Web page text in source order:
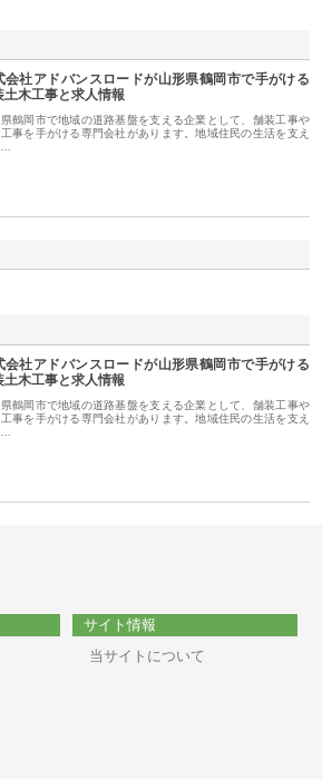
会社アドバンスロードが山形県鶴岡市で手がける
土木工事と求人情報
鶴岡市で地域の道路基盤を支える企業として、舗装工事や
事を手がける専門会社があります。地域住民の生活を支え
会社アドバンスロードが山形県鶴岡市で手がける
土木工事と求人情報
鶴岡市で地域の道路基盤を支える企業として、舗装工事や
事を手がける専門会社があります。地域住民の生活を支え
サイト情報
当サイトについて